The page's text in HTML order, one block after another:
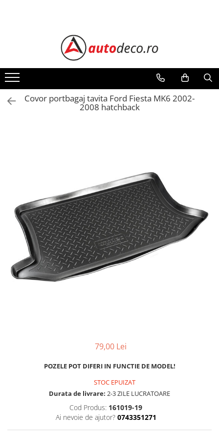
ALFA ROMEO
BMW
KIA
MAZDA
MERCEDES
PEUGEOT
RENAULT
TOP VANZARI
STICKERE STALPI SI GEAM MIC
STICKERE CAMUFLAJ
Covor portbagaj tavita Ford Fiesta MK6 2002-
2008 hatchback
79,00 Lei
POZELE POT DIFERI IN FUNCTIE DE MODEL!
STOC EPUIZAT
Durata de livrare: 2-3 ZILE LUCRATOARE
Cod Produs: 161019-19
Ai nevoie de ajutor? 0743351271